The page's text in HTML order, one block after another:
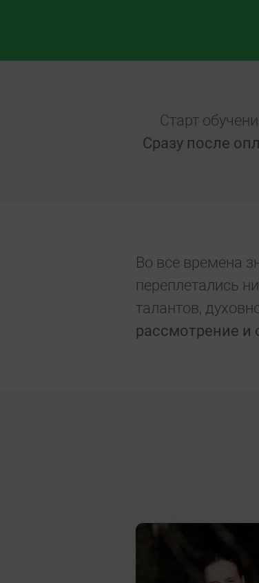
Старт
Сразу после
Во все времена
переплетались
талантов,
рассмотрение и